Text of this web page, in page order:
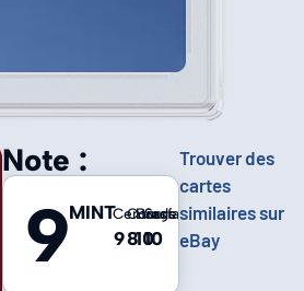
Note :
9MINTCentrage
9
Coins
8
Bords
10
Surface
10
Trouver des
cartes
similaires sur
eBay